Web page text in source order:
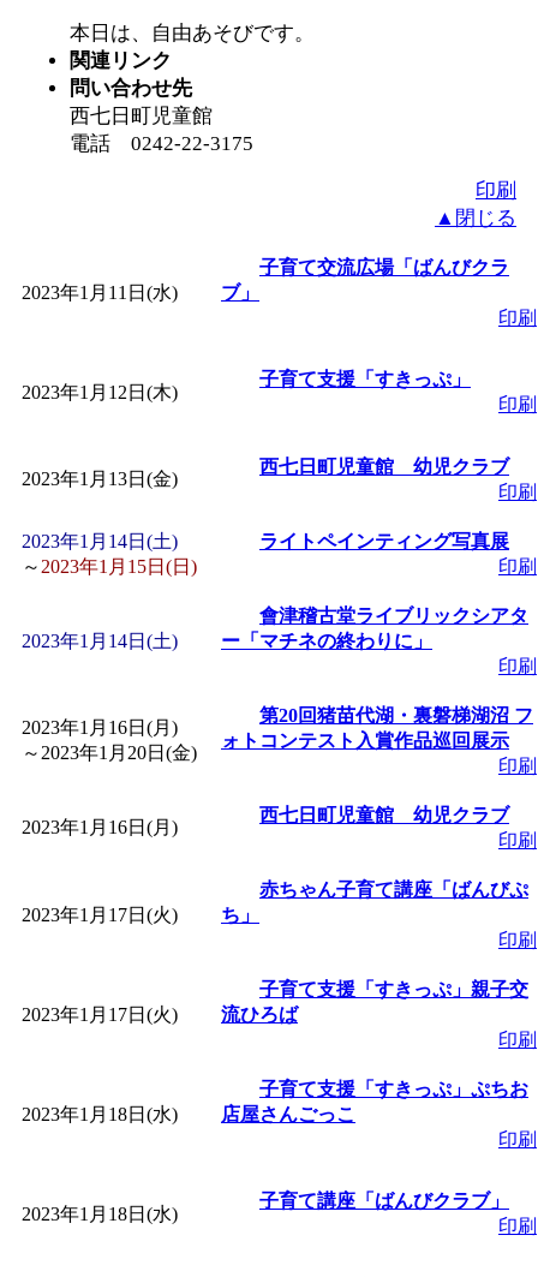
「赤ちゃん子育て講
付期間：2026/08/10～
「まだまだ暑い！コ
レクリエーション
ットせよ！」 受付期
～」 受付期間：～
「子育て交流広場「
間：2026/08/10～2026/
赤ちゃん交流広場
間：2026/08/10～
「みなづる号乗車体
de 健康づくり」 」 受
堂島地区歴史ウオ
す」 受付期間：～
「みなづる号乗車体
de 健康づくり」
」
「皆鶴姫のこびる塾
～」 受付期間：～
本日は、自由あそびです。
関連リンク
問い合わせ先
西七日町児童館
電話 0242-22-3175
印刷
▲閉じる
2023年1月11日(水)
子育て交流広場「ばんびクラ
ブ」
印刷
2023年1月12日(木)
子育て支援「すきっぷ」
印刷
2023年1月13日(金)
西七日町児童館 幼児クラブ
印刷
2023年1月14日(土)
～ 2023年1月15日(日)
ライトペインティング写真展
印刷
2023年1月14日(土)
會津稽古堂ライブリックシアタ
ー「マチネの終わりに」
印刷
2023年1月16日(月)
～ 2023年1月20日(金)
第20回猪苗代湖・裏磐梯湖沼 フ
ォトコンテスト入賞作品巡回展示
印刷
2023年1月16日(月)
西七日町児童館 幼児クラブ
印刷
2023年1月17日(火)
赤ちゃん子育て講座「ばんびぷ
ち」
印刷
2023年1月17日(火)
子育て支援「すきっぷ」親子交
流ひろば
印刷
2023年1月18日(水)
子育て支援「すきっぷ」ぷちお
店屋さんごっこ
印刷
2023年1月18日(水)
子育て講座「ばんびクラブ」
印刷